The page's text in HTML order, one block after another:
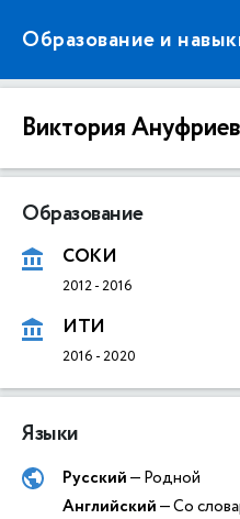
Образование и
Виктория
Образование
СОКИ
2012-2016
ИТИ
2016 -2020
Языки
Русский— Родной
Английский— Со